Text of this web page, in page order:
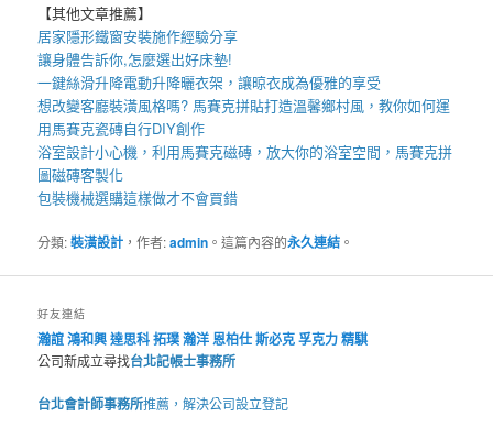
【其他文章推薦】
居家隱形鐵窗安裝施作經驗分享
讓身體告訴你,怎麼選出好床墊!
一鍵絲滑升降電動升降曬衣架 ，讓晾衣成為優雅的享受
想改變客廳裝潢風格嗎? 馬賽克拼貼打造溫馨鄉村風，教你如何運
用馬賽克瓷磚自行DIY創作
浴室設計小心機，利用馬賽克磁磚 ，放大你的浴室空間， 馬賽克拼
圖磁磚客製化
包裝機械選購這樣做才不會買錯
分類:裝潢設計 ，作者:admin 。這篇內容的永久連結 。
好友連結
瀚誼鴻和興達思科拓璞瀚洋恩柏仕斯必克孚克力精騏
公司新成立尋找台北記帳士事務所
台北會計師事務所推薦，解決公司設立登記